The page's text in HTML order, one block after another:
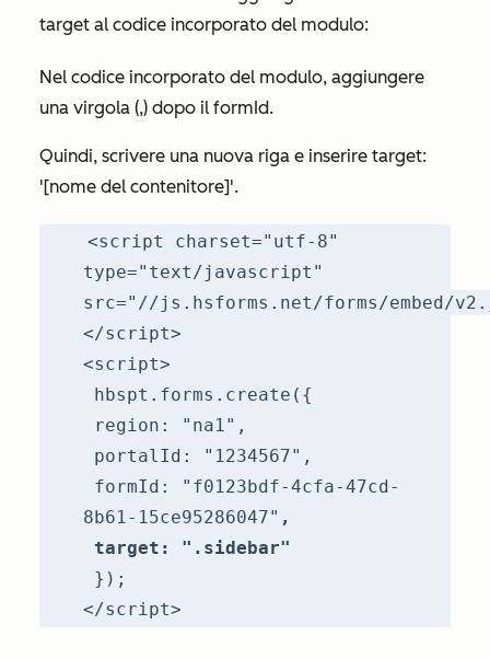
target al codice incorporato del modulo:
Nel codice incorporato del modulo, aggiungere
una virgola (,) dopo il formId.
Quindi, scrivere una nuova riga e inserire target:
'[nome del contenitore]'.
<script charset="utf-8"
type="text/javascript"
src="//js.hsforms.net/forms/embed/
</script>
<script>
hbspt.forms.create({
region: "na1",
portalId: "1234567",
formId: "f0123bdf-4cfa-47cd-
8b61-15ce95286047" ,
target: ".sidebar"
});
</script>